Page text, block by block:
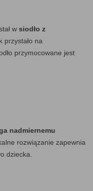
w siodło z
przystało na
przymocowane jest
nadmiernemu
rozwiązanie zapewnia
dziecka.